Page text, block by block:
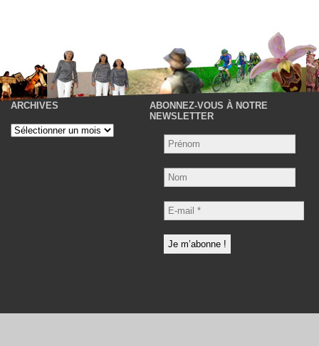
ARCHIVES
Archives
ABONNEZ-VOUS À NOTRE
NEWSLETTER
Nom
E-
mail
*